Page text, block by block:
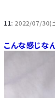
11: 2022/07/30(
こんな感じな